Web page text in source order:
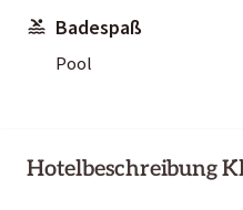
Badespaß
Pool
Hotelbeschreibung